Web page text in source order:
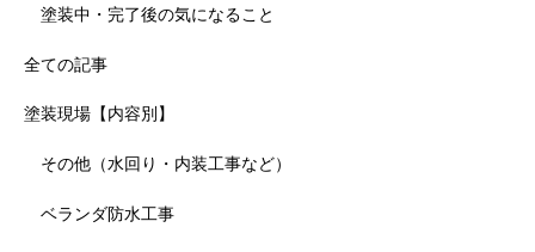
塗装中・完了後の気になること
全ての記事
塗装現場【内容別】
その他（水回り・内装工事など）
ベランダ防水工事